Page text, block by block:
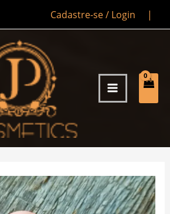
Cadastre-se / Login |
MAIN